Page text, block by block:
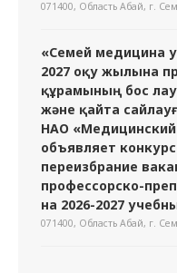
071400, Область Абай, г.
«Семей медицина
2027 оқу жылына
құрамының бос
және қайта
НАО
объявляет
переизбрание
профессорско-
на 2026-2027
071400, Область Абай, г.